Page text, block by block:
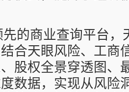
的商业查询平台，
合天眼风险、工商
股权全景穿透图、
数据，实现从风险